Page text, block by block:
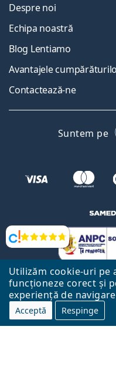
Utilizăm cookie-uri pe
funcționeze corect și
experiență de
Acceptă Respinge
Opinii
Despre noi
Echipa noastră
Blog Lentiamo
Avantajele
Contactează-ne
Suntem pe
Către